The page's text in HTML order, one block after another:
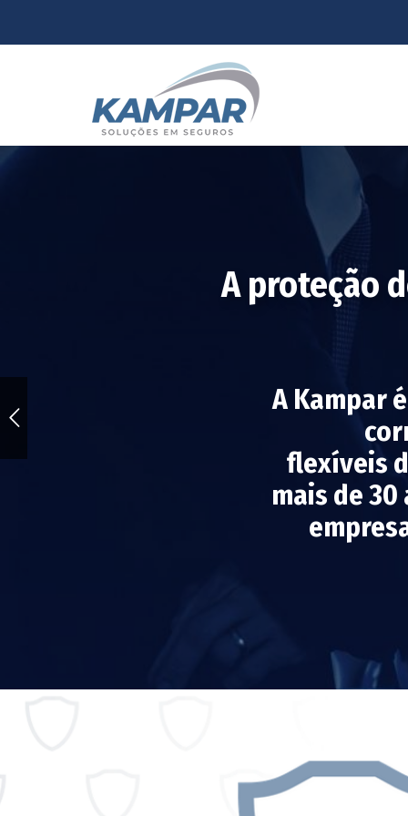
A Kampar
flexíveis
mais de
A proteção